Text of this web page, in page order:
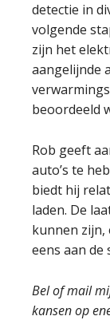
detectie in
volgende
zijn het
aangelijnde
beoordeeld
Rob geeft
auto’s te
biedt hij
laden. De
kunnen zijn,
eens aan de
Bel of mail
kansen op